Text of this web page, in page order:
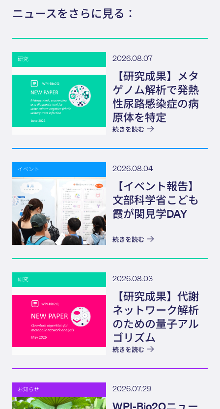
ニュースをさらに見る：
研究 2026.08.07
【研究成果】メタ
ゲノム解析で発熱
性尿路感染症の病
原体を特定
続きを読む
イベント 2026.08.04
【イベント報告】
文部科学省こども
霞が関見学DAY
続きを読む
研究 2026.08.03
【研究成果】代謝
ネットワーク解析
のための量子アル
ゴリズム
続きを読む
お知らせ 2026.07.29
WPI-Bio2Qニュー